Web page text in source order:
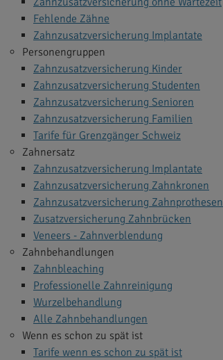
Fehlende Zähne
Zahnzusatzversicherung Implantate
Personengruppen
Zahnzusatzversicherung Kinder
Zahnzusatzversicherung Studenten
Zahnzusatzversicherung Senioren
Zahnzusatzversicherung Familien
Tarife für Grenzgänger Schweiz
Zahnersatz
Zahnzusatzversicherung Implantate
Zahnzusatzversicherung Zahnkronen
Zahnzusatzversicherung Zahnprothesen
Zusatzversicherung Zahnbrücken
Veneers - Zahnverblendung
Zahnbehandlungen
Zahnbleaching
Professionelle Zahnreinigung
Wurzelbehandlung
Alle Zahnbehandlungen
Wenn es schon zu spät ist
Tarife wenn es schon zu spät ist